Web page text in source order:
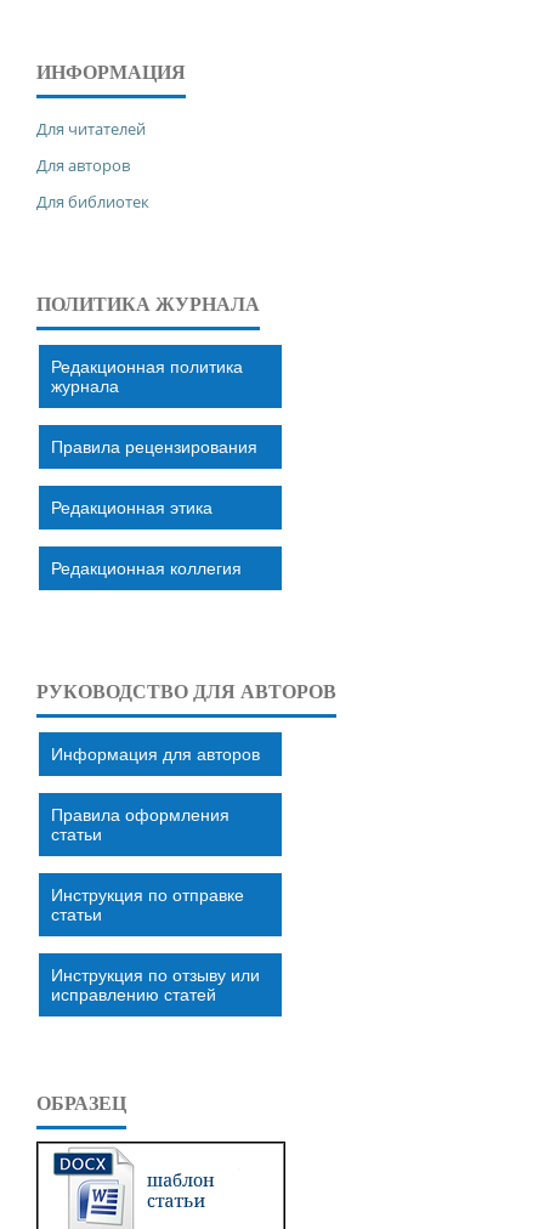
ИНФОРМАЦИЯ
Для читателей
Для авторов
Для библиотек
ПОЛИТИКА ЖУРНАЛА
Редакционная политика
журнала
Правила рецензирования
Редакционная этика
Редакционная коллегия
РУКОВОДСТВО ДЛЯ АВТОРОВ
Информация для авторов
Правила оформления
статьи
Инструкция по отправке
статьи
Инструкция по отзыву или
исправлению статей
ОБРАЗЕЦ